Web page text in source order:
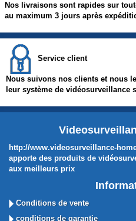
Nos livraisons sont rapides sur
au maximum 3 jours après
Service client
Nous suivons nos clients et nous
leur système de vidéosurveillance
http://www.videosurveillance-
apporte des produits de
aux meilleurs prix
Conditions de vente
conditions de garantie